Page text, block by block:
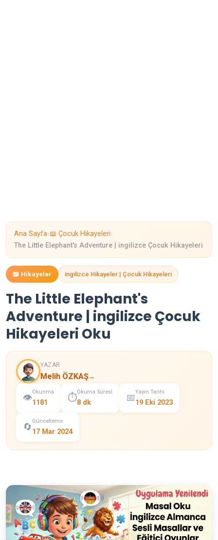
Ana Sayfa›📖 Çocuk Hikayeleri›
The Little Elephant's Adventure | ingilizce Çocuk Hikayeleri
📖 Hikayeler ingilizce Hikayeler | Çocuk Hikayeleri
The Little Elephant's
Adventure | ingilizce Çocuk
Hikayeleri Oku
YAZAR
Melih ÖZKAŞ→
👁️
Okunma
1181 ⏱️
Okuma Süresi
8 dk 📅
Yayın Tarihi
19 Eki 2023
🔄
Güncelleme
17 Mar 2024